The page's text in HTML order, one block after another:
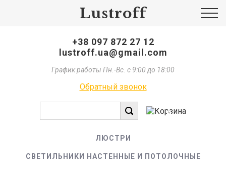
Lustroff
+38 097 872 27 12
lustroff.ua@gmail.com
График работы Пн.-Вс. с 9:00 до 18:00
Обратный звонок
0
ЛЮСТРИ
СВЕТИЛЬНИКИ НАСТЕННЫЕ И ПОТОЛОЧНЫЕ